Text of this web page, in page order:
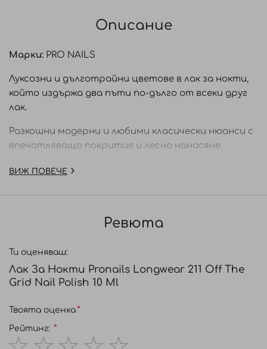
Описание
Марки: PRO NAILS
Луксозни и дълготрайни цветове в лак за нокти,
който издържа два пъти по-дълго от всеки друг
лак.
Разкошни модерни и любими класически нюанси с
впечатляващо покритие и лесно нанасяне.
Инструкции за употреба:
Основа LongWear Start. Нанесете един слой от
Нанесете два слоя от избрания цвят LongWear и
нанесете 1 слой топ лак LongWear Finish и
оставете да изсъхне.
ВИЖ ПОВЕЧЕ
Ревюта
Ти оценяваш:
Лак За Нокти Pronails Longwear 211 Off The
Grid Nail Polish 10 Ml
Твоята оценка
Рейтинг: